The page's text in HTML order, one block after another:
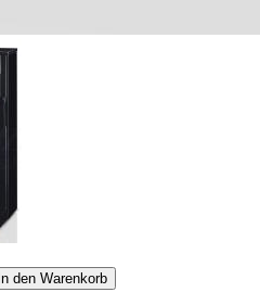
In den Warenkorb